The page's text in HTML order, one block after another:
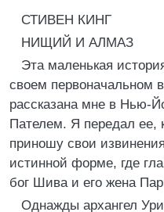
СТИВЕН КИНГ
НИЩИЙ И АЛМАЗ
Эта маленькая
своем первоначальном
рассказана мне в Нью-
Пателем. Я передал ее,
приношу свои
истинной форме, где
бог Шива и его жена
Однажды архангел